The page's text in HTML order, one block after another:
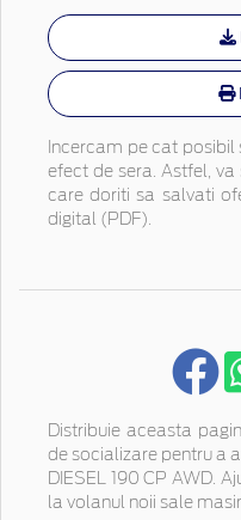
Incercam pe cat posibil
efect de sera. Astfel,
care doriti sa salvati
digital (PDF).
Distribuie aceasta
de socializare pentru a
DIESEL 190 CP AWD.
la volanul noii sale